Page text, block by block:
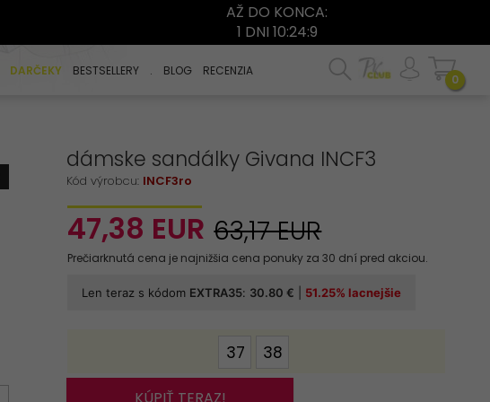
AŽ DO KONCA:
1 DNI 10:24:8
DARČEKY BESTSELLERY . BLOG RECENZIA
0
dámske sandálky Givana INCF3
Kód výrobcu: INCF3ro
47,38 EUR 63,17 EUR
37 38